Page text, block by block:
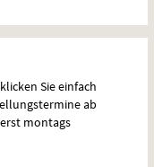
Sie einfach
ab
montags